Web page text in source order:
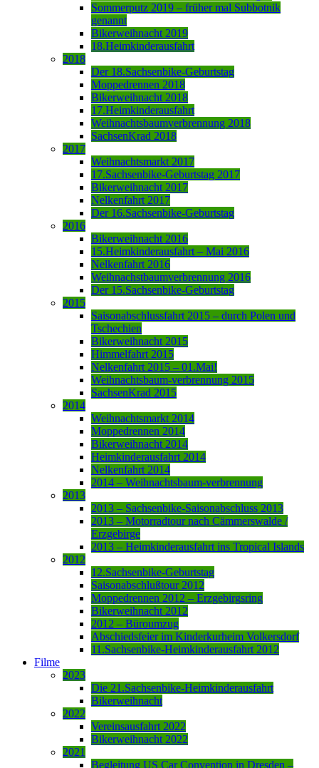
Sommerputz 2019 – früher mal Subbotnik
genannt
Bikerweihnacht 2019
18.Heimkinderausfahrt
2018
Der 18.Sachsenbike-Geburtstag
Moppedrennen 2018
Bikerweihnacht 2018
17.Heimkinderausfahrt
Weihnachtsbaumverbrennung 2018
SachsenKrad 2018
2017
Weihnachtsmarkt 2017
17.Sachsenbike-Geburtstag 2017
Bikerweihnacht 2017
Nelkenfahrt 2017
Der 16.Sachsenbike-Geburtstag
2016
Bikerweihnacht 2016
15.Heimkinderausfahrt – Mai 2016
Nelkenfahrt 2016
Weihnachstbaumverbrennung 2016
Der 15.Sachsenbike-Geburtstag
2015
Saisonabschlussfahrt 2015 – durch Polen und
Tschechien
Bikerweihnacht 2015
Himmelfahrt 2015
Nelkenfahrt 2015 – 01.Mai!
Weihnachtsbaum-verbrennung 2015
SachsenKrad 2015
2014
Weihnachtsmarkt 2014
Moppedrennen 2014
Bikerweihnacht 2014
Heimkinderausfahrt 2014
Nelkenfahrt 2014
2014 – Weihnachtsbaum-verbrennung
2013
2013 – Sachsenbike-Saisonabschluss 2013
2013 – Motorradtour nach Cämmerswalde /
Erzgebirge
2013 – Heimkinderausfahrt ins Tropical Islands
2012
12.Sachsenbike-Geburtstag
Saisonabschlußtour 2012
Moppedrennen 2012 – Erzgebirgsring
Bikerweihnacht 2012
2012 – Büroumzug
Abschiedsfeier im Kinderkurheim Volkersdorf
11.Sachsenbike-Heimkinderausfahrt 2012
Filme
2023
Die 21.Sachsenbike-Heimkinderausfahrt
Bikerweihnacht
2022
Vereinsausfahrt 2022
Bikerweihnacht 2022
2021
Begleitung US Car Convention in Dresden –